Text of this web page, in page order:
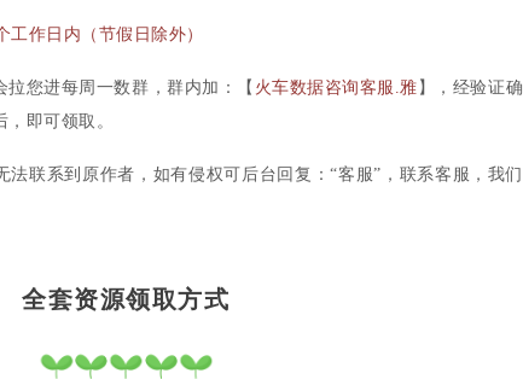
工作日内（节假日除外）
您进每周一数群，群内加：【 火车数据咨询客服.雅 】，经验证确
即可领取。
联系到原作者，如有侵权可后台回复：“客服”，联系客服，我们
全套资源领取方式